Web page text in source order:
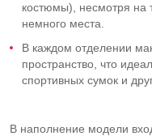
костюмы), несмотря на
немного места.
В каждом отделении
пространство, что
спортивных сумок и
В наполнение модели